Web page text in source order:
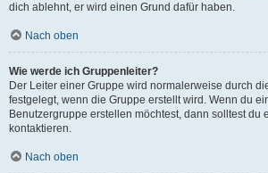
dich ablehnt, er wird einen Grund dafür haben.
Nach oben
Wie werde ich Gruppenleiter?
Der Leiter einer Gruppe wird normalerweise durch
festgelegt, wenn die Gruppe erstellt wird. Wenn du
Benutzergruppe erstellen möchtest, dann solltest du
kontaktieren.
Nach oben